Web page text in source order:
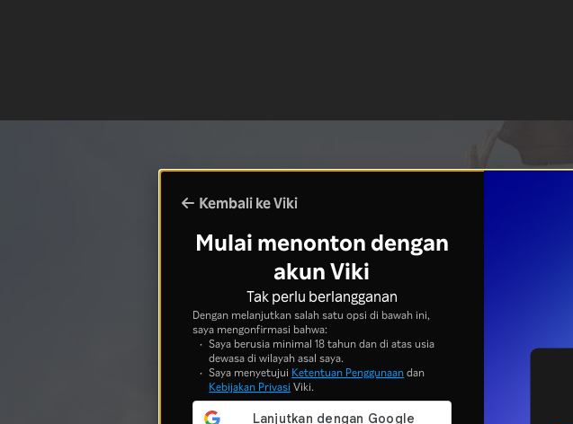
Kembali ke Viki
Mulai menonton dengan
akun Viki
Tak perlu berlangganan
Dengan melanjutkan salah satu opsi di bawah ini,
saya mengonfirmasi bahwa:
Saya berusia minimal 18 tahun dan di atas usia
dewasa di wilayah asal saya.
Saya menyetujui Ketentuan Penggunaandan
Kebijakan Privasi Viki.